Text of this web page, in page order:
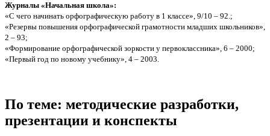
Журналы «Начальная школа»:
«С чего начинать орфографическую работу в 1 классе», 9/10 – 92.;
«Резервы повышения орфографической грамотности младших школьников»,
2 – 93;
«Формирование орфографической зоркости у первоклассника», 6 – 2000;
«Первый год по новому учебнику», 4 – 2003.
По теме: методические разработки,
презентации и конспекты